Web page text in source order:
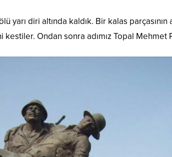
yarı diri altında kaldık. Bir kalas parçasının
Ondan sonra adımız Topal Mehmet